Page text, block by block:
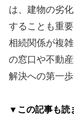
は、建物の劣
することも重要
相続関係が複
の窓口や不動
解決への第一
▼この記事も読